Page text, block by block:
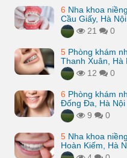
6 Nha khoa
Cầu Giấy, Hà Nội
21
0
5 Phòng khám
Thanh Xuân, Hà
12
0
6 Phòng khám
Đống Đa, Hà Nội
9
0
5 Nha khoa
Hoàn Kiếm, Hà